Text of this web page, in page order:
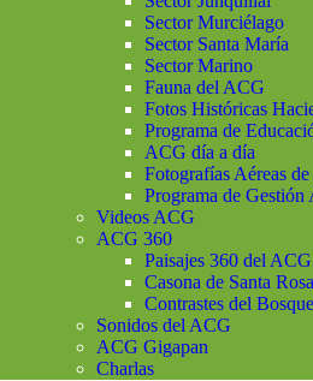
Sector Murciélago
Sector Santa María
Sector Marino
Fauna del ACG
Fotos Históricas
Programa de
ACG día a día
Fotografías Aéreas
Programa de
Videos ACG
ACG 360
Paisajes 360 del ACG
Casona de Santa
Contrastes del
Sonidos del ACG
ACG Gigapan
Charlas